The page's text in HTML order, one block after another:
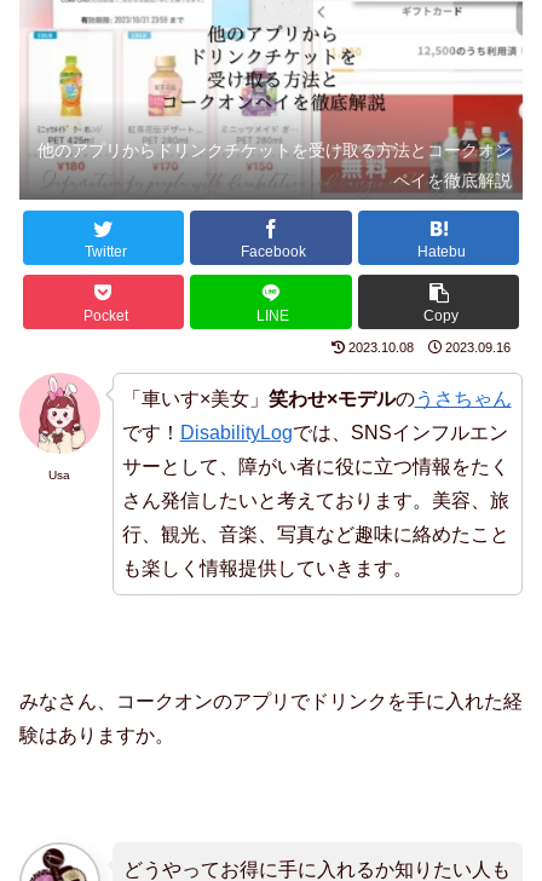
他のアプリからドリンクチケットを受け取る方法とコークオン
ペイを徹底解説
Twitter Facebook Hatebu
Pocket LINE Copy
2023.10.08 2023.09.16
Usa
「車いす×美女」 笑わせ×モデルのうさちゃん
です！ DisabilityLogでは、SNSインフルエン
サーとして、障がい者に役に立つ情報をたく
さん発信したいと考えております。美容、旅
行、観光、音楽、写真など趣味に絡めたこと
も楽しく情報提供していきます。
みなさん、コークオンのアプリでドリンクを手に入れた経
験はありますか。
どうやってお得に手に入れるか知りたい人も